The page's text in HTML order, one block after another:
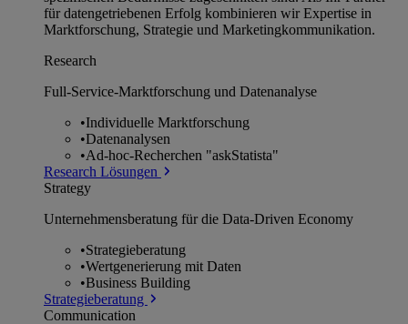
für datengetriebenen Erfolg kombinieren wir Expertise in
Marktforschung, Strategie und Marketingkommunikation.
Research
Full-Service-Marktforschung und Datenanalyse
•Individuelle Marktforschung
•Datenanalysen
•Ad-hoc-Recherchen "askStatista"
Research Lösungen
Strategy
Unternehmens­beratung für die Data-Driven Economy
•Strategieberatung
•Wertgenerierung mit Daten
•Business Building
Strategieberatung
Communication